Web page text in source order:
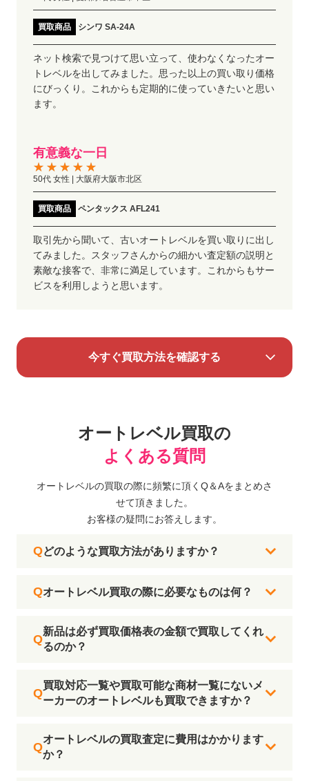
買取商品 シンワ SA-24A
ネット検索で見つけて思い立って、使わなくなったオー
トレベルを出してみました。思った以上の買い取り価格
にびっくり。これからも定期的に使っていきたいと思い
ます。
有意義な一日
50代 女性 | 大阪府大阪市北区
買取商品 ペンタックス AFL241
取引先から聞いて、古いオートレベルを買い取りに出し
てみました。スタッフさんからの細かい査定額の説明と
素敵な接客で、非常に満足しています。これからもサー
ビスを利用しようと思います。
今すぐ買取方法を確認する
オートレベル買取の
よくある質問
オートレベルの買取の際に頻繁に頂くQ＆Aをまとめさ
せて頂きました。
お客様の疑問にお答えします。
どのような買取方法がありますか？
オートレベル買取の際に必要なものは何？
新品は必ず買取価格表の金額で買取してくれ
るのか？
買取対応一覧や買取可能な商材一覧にないメ
ーカーのオートレベルも買取できますか？
オートレベルの買取査定に費用はかかります
か？